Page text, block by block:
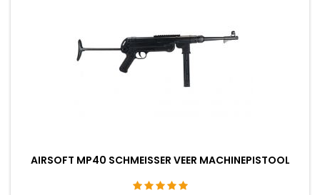
AIRSOFT MP40 SCHMEISSER VEER MACHINEPISTOOL